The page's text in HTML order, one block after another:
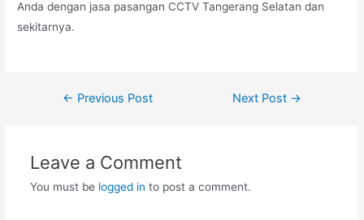
Anda dengan jasa pasangan CCTV Tangerang Selatan dan
sekitarnya.
Post← Previous Post Next Post →
Leave a Comment
You must be logged in to post a comment.